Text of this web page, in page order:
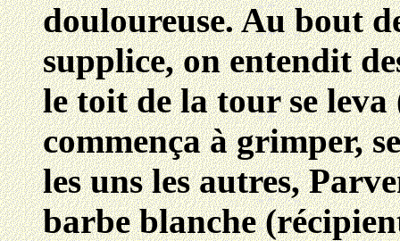
douloureuse. Au bout
supplice, on entendit
le toit de la tour se
commença à grimper,
les uns les autres,
barbe blanche